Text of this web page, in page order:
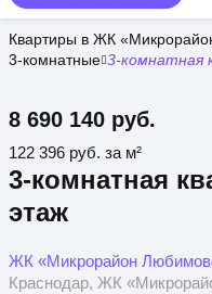
Квартиры в ЖК
3-комнатные 3-комнатная
3-комнатная
этаж
8 690 140 руб.
ЖК «Микрорайон
Краснодар, ЖК
122 396 руб. за м²